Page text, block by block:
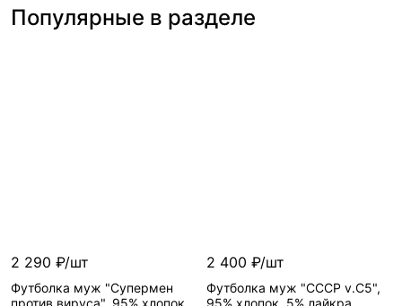
Популярные в разделе
2 290 ₽/шт
Футболка муж "Супермен
2 400 ₽/шт
Футболка муж "СССР v.C5",